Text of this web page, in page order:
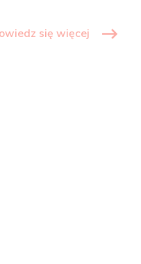
się więcej